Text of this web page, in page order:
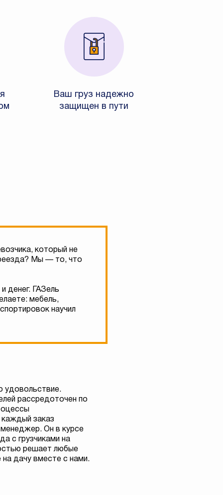
Ваш груз надежно
защищен в пути
который не
Мы — то, что
денег. ГАЗель
мебель,
научил
удовольствие.
рассредоточен по
заказ
Он в курсе
с грузчиками на
решает любые
дачу вместе с нами.